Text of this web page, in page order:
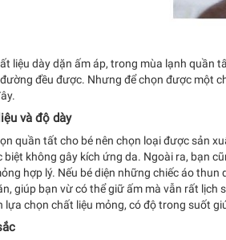
liệu dày dặn ấm áp, trong mùa lạnh quần
đều được. Nhưng để chọn được một
và độ dày
quần tất cho bé nên chọn loại được sản
biệt không gây kích ứng da. Ngoài ra, bạn
hợp lý. Nếu bé diện những chiếc áo
giúp bạn vừ có thể giữ ấm mà vẫn rất lịch
lựa chọn chất liệu mỏng, có độ trong suốt